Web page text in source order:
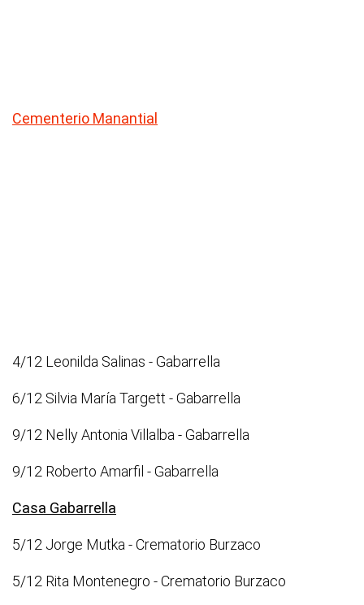
Cementerio Manantial
4/12 Leonilda Salinas - Gabarrella
6/12 Silvia María Targett - Gabarrella
9/12 Nelly Antonia Villalba - Gabarrella
9/12 Roberto Amarfil - Gabarrella
Casa Gabarrella
5/12 Jorge Mutka - Crematorio Burzaco
5/12 Rita Montenegro - Crematorio Burzaco